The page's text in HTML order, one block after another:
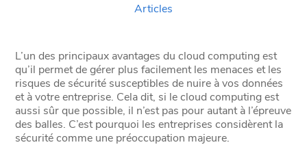
Articles
L’un des principaux avantages du cloud computing est
qu’il permet de gérer plus facilement les menaces et les
risques de sécurité susceptibles de nuire à vos données
et à votre entreprise. Cela dit, si le cloud computing est
aussi sûr que possible, il n’est pas pour autant à l’épreuve
des balles. C’est pourquoi les entreprises considèrent la
sécurité comme une préoccupation majeure.